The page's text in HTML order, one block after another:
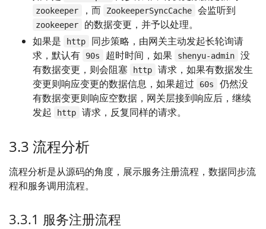
zookeeper ，而 ZookeeperSyncCache 会监听到
zookeeper
的数据变更，并予以处理。
如果是
http
同步策略，由网关主动发起长轮询请
求，默认有
90s 超时时间，如果 shenyu-admin
没
有数据变更，则会阻塞
http
请求，如果有数据发生
变更则响应变更的数据信息，如果超过
60s
仍然没
有数据变更则响应空数据，网关层接到响应后，继续
发起
http 请求，反复同样的请求。
3.3 流程分析
流程分析是从源码的角度，展示服务注册流程，数据同步流
程和服务调用流程。
3.3.1 服务注册流程